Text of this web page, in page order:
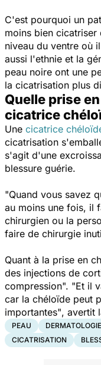
C'est pourquoi un
moins bien
niveau du ventre où
aussi l'ethnie et la
peau noire ont une
la cicatrisation plus
Quelle prise
cicatrice
Une cicatrice
cicatrisation
s'agit d'une
blessure guérie.
"Quand vous savez
au moins une fois, il
chirurgien ou la
faire de chirurgie
Quant à la prise en
des injections de
compression". "Et il
car la chéloïde peut
importantes", avertit
PEAU DERMATOLOGIE
CICATRISATION